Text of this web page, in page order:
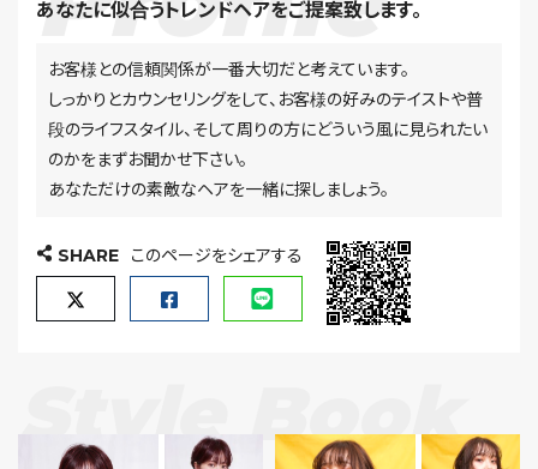
あなたに似合うトレンドヘアをご提案致します。
お客様との信頼関係が一番大切だと考えています。
しっかりとカウンセリングをして、お客様の好みのテイストや普
段のライフスタイル、そして周りの方にどういう風に見られたい
のかをまずお聞かせ下さい。
あなただけの素敵なヘアを一緒に探しましょう。
SHARE このページをシェアする
Style Book